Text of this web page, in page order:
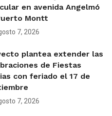
en avenida Angelmó
Montt
7, 2026
plantea extender las
de Fiestas
con feriado el 17 de
7, 2026